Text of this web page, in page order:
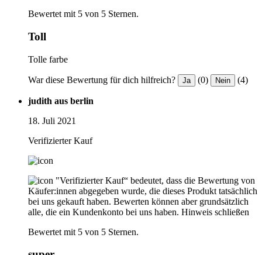
Bewertet mit 5 von 5 Sternen.
Toll
Tolle farbe
War diese Bewertung für dich hilfreich? Ja (0) Nein (4)
judith aus berlin
18. Juli 2021
Verifizierter Kauf
"Verifizierter Kauf“ bedeutet, dass die Bewertung von
Käufer:innen abgegeben wurde, die dieses Produkt tatsächlich
bei uns gekauft haben. Bewerten können aber grundsätzlich
alle, die ein Kundenkonto bei uns haben. Hinweis schließen
Bewertet mit 5 von 5 Sternen.